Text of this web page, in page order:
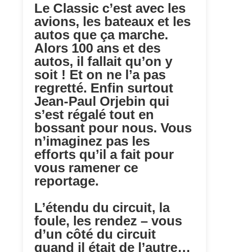
Le Classic c’est avec les
avions, les bateaux et les
autos que ça marche.
Alors 100 ans et des
autos, il fallait qu’on y
soit ! Et on ne l’a pas
regretté. Enfin surtout
Jean-Paul Orjebin qui
s’est régalé tout en
bossant pour nous. Vous
n’imaginez pas les
efforts qu’il a fait pour
vous ramener ce
reportage.
L’étendu du circuit, la
foule, les rendez – vous
d’un côté du circuit
quand il était de l’autre…